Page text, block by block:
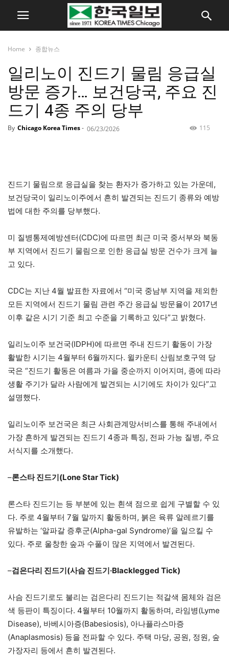
Home 종합뉴스
일리노이 진드기 물림 응급실
방문 증가… 보건당국, 주요 진
드기 4종 주의 당부
By Chicago Korea Times- 06/23/2026 115
진드기 물림으로 응급실을 찾는 환자가 증가하고 있는 가운데,
보건당국이 일리노이주에서 흔히 발견되는 진드기 종류와 예방
법에 대한 주의를 당부했다.
미 질병통제예방센터(CDC)에 따르면 최근 미국 중서부와 북동
부 지역에서 진드기 물림으로 인한 응급실 방문 건수가 크게 늘
고 있다.
CDC는 지난 4월 발표한 자료에서 “미국 중남부 지역을 제외한
모든 지역에서 진드기 물림 관련 주간 응급실 방문율이 2017년
이후 같은 시기 기준 최고 수준을 기록하고 있다”고 밝혔다.
일리노이주 보건국(IDPH)에 따르면 주내 진드기 활동이 가장
활발한 시기는 4월부터 6월까지다. 윌카운티 산림보호구역 당
국은 “진드기 활동은 여름과 가을 중순까지 이어지며, 종에 따라
생활 주기가 달라 사람에게 발견되는 시기에도 차이가 있다”고
설명했다.
일리노이주 보건국은 최근 사회관계망서비스를 통해 주내에서
가장 흔하게 발견되는 진드기 4종과 특징, 전파 가능 질병, 주요
서식지를 소개했다.
–론스타 진드기(Lone Star Tick)
론스타 진드기는 등 부분에 있는 흰색 점으로 쉽게 구별할 수 있
다. 주로 4월부터 7월 말까지 활동하며, 붉은 육류 알레르기를
유발하는 ‘알파갈 증후군(Alpha-gal Syndrome)’을 일으킬 수
있다. 주로 울창한 숲과 수풀이 많은 지역에서 발견된다.
–검은다리 진드기(사슴 진드기·Blacklegged Tick)
사슴 진드기로도 불리는 검은다리 진드기는 적갈색 몸체와 검은
색 등판이 특징이다. 4월부터 10월까지 활동하며, 라임병(Lyme
Disease), 바베시아증(Babesiosis), 아나플라스마증
(Anaplasmosis) 등을 전파할 수 있다. 주택 마당, 공원, 정원, 숲
가장자리 등에서 흔히 발견된다.